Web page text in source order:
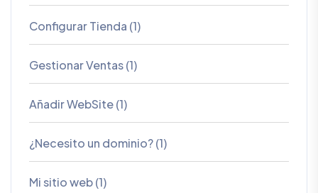
Configurar Tienda (1)
Gestionar Ventas (1)
Añadir WebSite (1)
¿Necesito un dominio? (1)
Mi sitio web (1)